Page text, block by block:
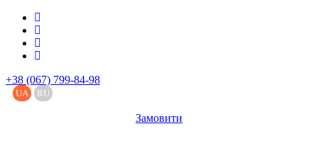
+38 (067) 799-84-98
UA RU
Замовити